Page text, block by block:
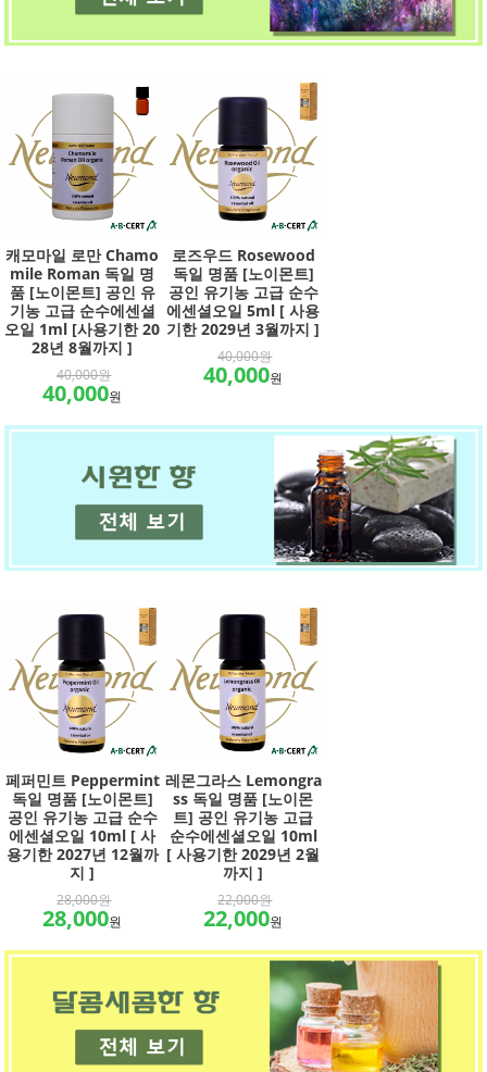
캐모마일 로만 Chamo
mile Roman 독일 명
품 [노이몬트] 공인 유
기농 고급 순수에센셜
오일 1ml [사용기한 20
28년 8월까지 ]
40,000원
40,000원
로즈우드 Rosewood
독일 명품 [노이몬트]
공인 유기농 고급 순수
에센셜오일 5ml [ 사용
기한 2029년 3월까지 ]
40,000원
40,000원
페퍼민트 Peppermint
독일 명품 [노이몬트]
공인 유기농 고급 순수
에센셜오일 10ml [ 사
용기한 2027년 12월까
지 ]
28,000원
28,000원
레몬그라스 Lemongra
ss 독일 명품 [노이몬
트] 공인 유기농 고급
순수에센셜오일 10ml
[ 사용기한 2029년 2월
까지 ]
22,000원
22,000원